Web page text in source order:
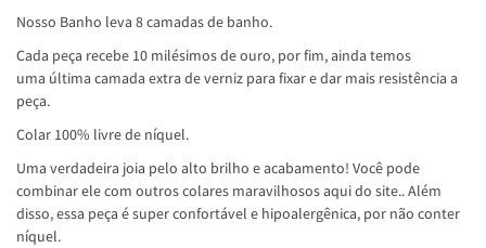
Nosso Banho leva 8 camadas de banho.
Cada peça recebe 10 milésimos de ouro, por fim, ainda temos
uma última camada extra de verniz para fixar e dar mais resistência a
peça.
Colar 100% livre de níquel.
Uma verdadeira joia pelo alto brilho e acabamento! Você pode
combinar ele com outros colares maravilhosos aqui do site.. Além
disso, essa peça é super confortável e hipoalergênica, por não conter
níquel.